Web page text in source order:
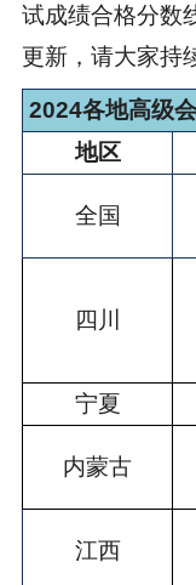
试成绩合格分数
更新，请大家持
2024各地高级
地区
全国
四川
宁夏
内蒙古
江西